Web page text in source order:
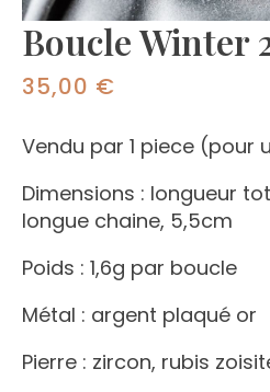
Boucle Winter
35,00 €
Vendu par 1 piece (pour
Dimensions : longueur
longue chaine, 5,5cm
Poids : 1,6g par boucle
Métal : argent plaqué or
Pierre : zircon, rubis